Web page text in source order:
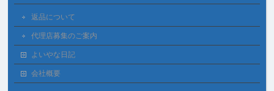
返品について
代理店募集のご案内
よいやな日記
会社概要